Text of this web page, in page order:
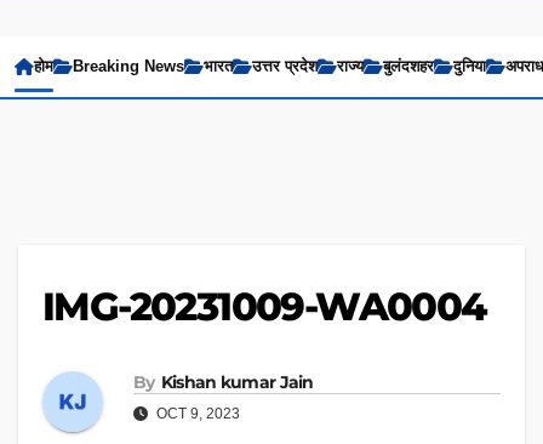
होम Breaking News भारत उत्तर प्रदेश राज्य बुलंदशहर दुनिया अपराध
IMG-20231009-WA0004
By Kishan kumar Jain
OCT 9, 2023